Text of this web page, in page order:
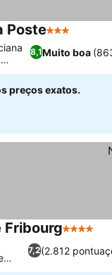
Poste3 Estrelas
8,1Muito boa
preços exatos.
Fribourg4 Estrelas
7,2(2.812